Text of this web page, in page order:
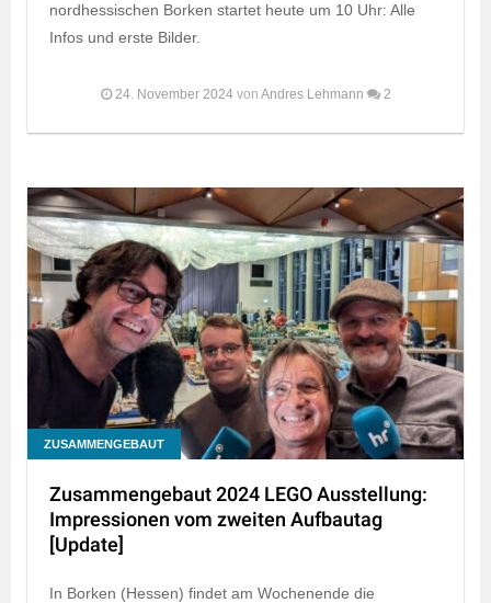
nordhessischen Borken startet heute um 10 Uhr: Alle
Infos und erste Bilder.
24. November 2024 von Andres Lehmann 2
ZUSAMMENGEBAUT
Zusammengebaut 2024 LEGO Ausstellung:
Impressionen vom zweiten Aufbautag
[Update]
In Borken (Hessen) findet am Wochenende die